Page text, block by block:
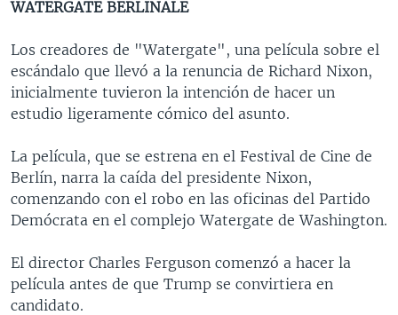
WATERGATE BERLINALE
Los creadores de "Watergate", una película sobre el
escándalo que llevó a la renuncia de Richard Nixon,
inicialmente tuvieron la intención de hacer un
estudio ligeramente cómico del asunto.
La película, que se estrena en el Festival de Cine de
Berlín, narra la caída del presidente Nixon,
comenzando con el robo en las oficinas del Partido
Demócrata en el complejo Watergate de Washington.
El director Charles Ferguson comenzó a hacer la
película antes de que Trump se convirtiera en
candidato.